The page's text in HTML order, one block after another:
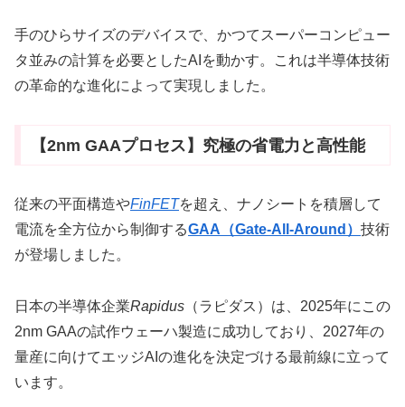
手のひらサイズのデバイスで、かつてスーパーコンピュー
タ並みの計算を必要としたAIを動かす。これは半導体技術
の革命的な進化によって実現しました。
【2nm GAAプロセス】究極の省電力と高性能
従来の平面構造やFinFETを超え、ナノシートを積層して
電流を全方位から制御するGAA（Gate-All-Around） 技術
が登場しました。
日本の半導体企業Rapidus （ラピダス）は、2025年にこの
2nm GAAの試作ウェーハ製造に成功しており、2027年の
量産に向けてエッジAIの進化を決定づける最前線に立って
います。